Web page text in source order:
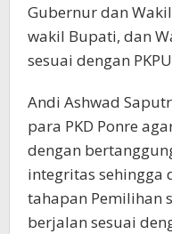
Gubernur dan
wakil Bupati, dan
sesuai dengan
Andi Ashwad
para PKD Ponre
dengan
integritas sehingga
tahapan Pemilihan
berjalan sesuai